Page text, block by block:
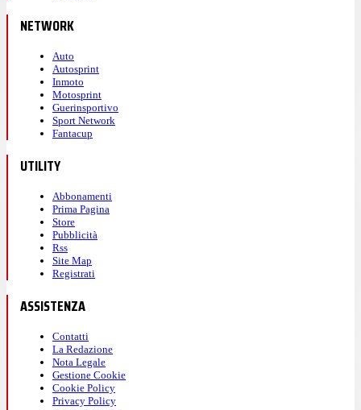
NETWORK
Auto
Autosprint
Inmoto
Motosprint
Guerinsportivo
Sport Network
Fantacup
UTILITY
Abbonamenti
Prima Pagina
Store
Pubblicità
Rss
Site Map
Registrati
ASSISTENZA
Contatti
La Redazione
Nota Legale
Gestione Cookie
Cookie Policy
Privacy Policy